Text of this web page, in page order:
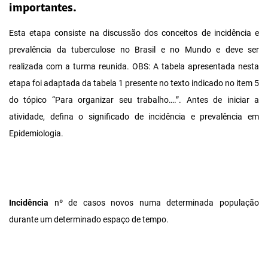
importantes.
Esta etapa consiste na discussão dos conceitos de incidência e
prevalência da tuberculose no Brasil e no Mundo e deve ser
realizada com a turma reunida. OBS: A tabela apresentada nesta
etapa foi adaptada da tabela 1 presente no texto indicado no item 5
do tópico “Para organizar seu trabalho….”. Antes de iniciar a
atividade, defina o significado de incidência e prevalência em
Epidemiologia.
Incidência nº de casos novos numa determinada população
durante um determinado espaço de tempo.